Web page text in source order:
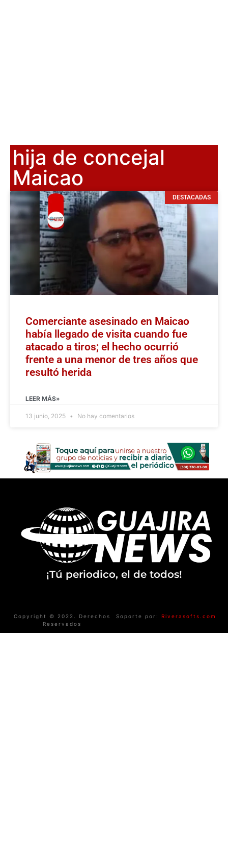
hija de concejal
Maicao
DESTACADAS
Comerciante asesinado en Maicao
había llegado de visita cuando fue
atacado a tiros; el hecho ocurrió
frente a una menor de tres años que
resultó herida
LEER MÁS»
13 junio, 2025 No hay comentarios
¡Tú periodico, el de todos!
Copyright © 2022. Derechos
Reservados
Soporte por: Riverasofts.com